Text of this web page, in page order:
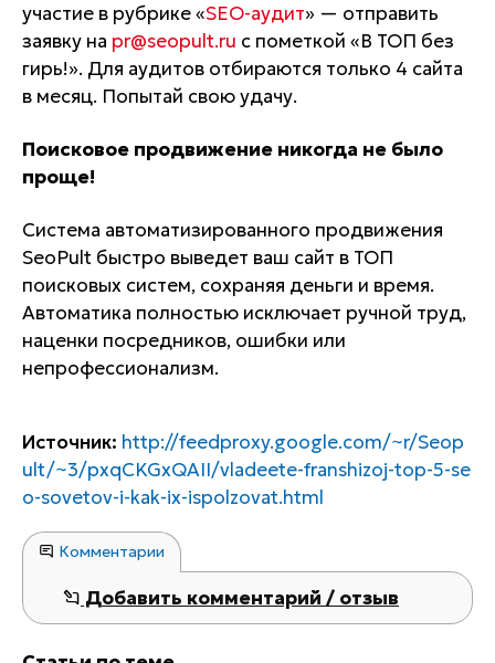
участие в рубрике «SEO-аудит» — отправить
заявку на pr@seopult.ru с пометкой «В ТОП без
гирь!». Для аудитов отбираются только 4 сайта
в месяц. Попытай свою удачу.
Поисковое продвижение никогда не было
проще!
Система автоматизированного продвижения
SeoPult быстро выведет ваш сайт в ТОП
поисковых систем, сохраняя деньги и время.
Автоматика полностью исключает ручной труд,
наценки посредников, ошибки или
непрофессионализм.
Источник: http://feedproxy.google.com/~r/Seop
ult/~3/pxqCKGxQAII/vladeete-franshizoj-top-5-se
o-sovetov-i-kak-ix-ispolzovat.html
Комментарии
Добавить комментарий / отзыв